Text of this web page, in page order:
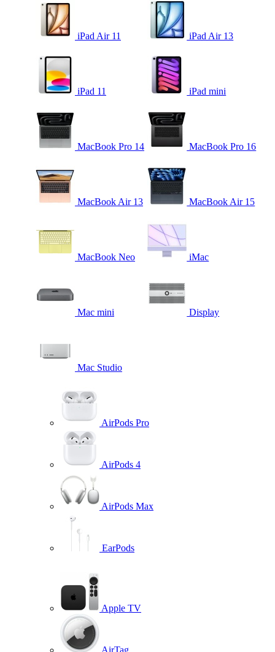
iPad Air 11 iPad Air 13
iPad 11 iPad mini
MacBook Pro 14 MacBook Pro 16
MacBook Air 13 MacBook Air 15
MacBook Neo iMac
Mac mini Display
Mac Studio
AirPods Pro
AirPods 4
AirPods Max
EarPods
Apple TV